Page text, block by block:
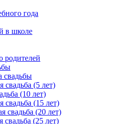
года
в школе
родителей
свадьбы
свадьба (5 лет)
(10 лет)
свадьба (15 лет)
свадьба (20 лет)
свадьба (25 лет)